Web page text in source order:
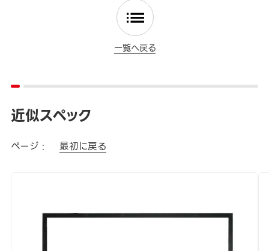
一覧へ戻る
近似スペック
ページ : 最初に戻る